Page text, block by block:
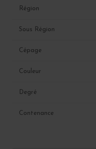
Région
Sous Région
Cépage
Couleur
Degré
Contenance